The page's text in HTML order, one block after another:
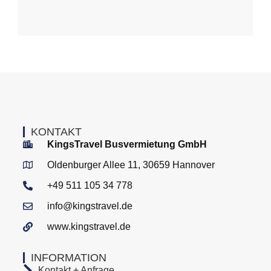
INFORMATION
KONTAKT
KingsTravel Busvermietung GmbH
Oldenburger Allee 11, 30659 Hannover
+49 511 105 34 778
info@kingstravel.de
www.kingstravel.de